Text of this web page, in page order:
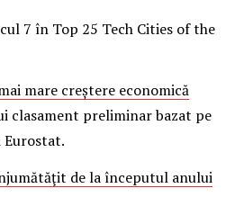
7 în Top 25 Tech Cities of the
mare creștere economică
clasament preliminar bazat pe
Eurostat.
de la începutul anului